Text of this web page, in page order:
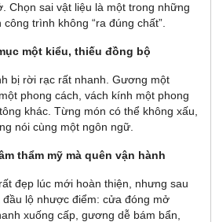
Chọn sai vật liệu là một trong những
trình không “ra đúng chất”.
một kiểu, thiếu đồng bộ
bị rời rạc rất nhanh. Gương một
phong cách, vách kính một phong
khác. Từng món có thể không xấu,
nói cùng một ngôn ngữ.
thẩm mỹ mà quên vận hành
đẹp lúc mới hoàn thiện, nhưng sau
lộ nhược điểm: cửa đóng mở
xuống cấp, gương dễ bám bẩn,